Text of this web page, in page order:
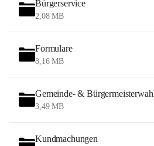
Bürgerservice
2,08 MB
Formulare
8,16 MB
Gemeinde- &
3,49 MB
Kundmachungen